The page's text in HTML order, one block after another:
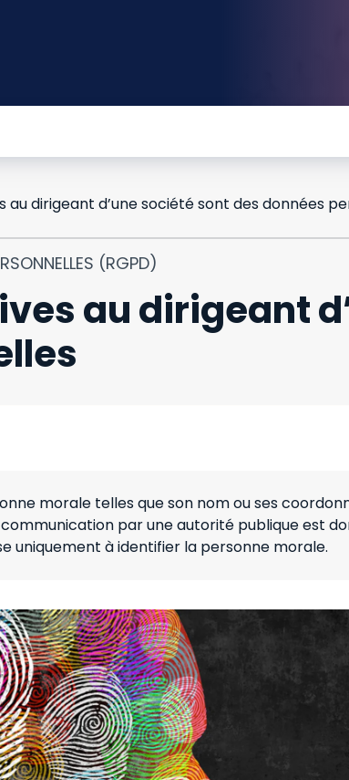
au dirigeant d’une société sont des données
(RGPD)
au dirigeant
morale telles que son nom ou ses
par une autorité publique est
uniquement à identifier la personne morale.